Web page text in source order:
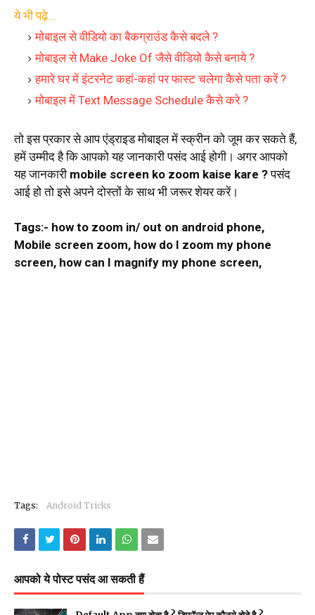
ये भी पढ़े...
मोबाइल से वीडियो का बैकग्राउंड कैसे बदले ?
मोबाइल से Make Joke Of जैसे वीडियो कैसे बनाये ?
हमारे घर में इंटरनेट कहां-कहां पर फास्ट चलेगा कैसे पता करें ?
मोबाइल में Text Message Schedule कैसे करे ?
तो इस प्रकार से आप एंड्राइड मोबाइल में स्क्रीन को जूम कर सकते हैं,
हमें उम्मीद है कि आपको यह जानकारी पसंद आई होगी। अगर आपको
यह जानकारी mobile screen ko zoom kaise kare ?पसंद
आई हो तो इसे अपने दोस्तों के साथ भी जरूर शेयर करें।
Tags:- how to zoom in/ out on android phone,
Mobile screen zoom, how do I zoom my phone
screen, how can I magnify my phone screen,
Tags: Android Tricks
आपको ये पोस्ट पसंद आ सकती हैं